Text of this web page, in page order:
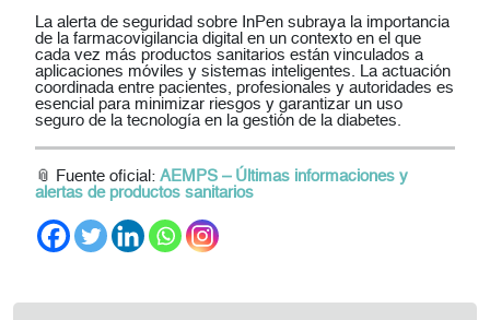
La alerta de seguridad sobre InPen subraya la importancia
de la farmacovigilancia digital en un contexto en el que
cada vez más productos sanitarios están vinculados a
aplicaciones móviles y sistemas inteligentes. La actuación
coordinada entre pacientes, profesionales y autoridades es
esencial para minimizar riesgos y garantizar un uso
seguro de la tecnología en la gestión de la diabetes.
📎 Fuente oficial: AEMPS – Últimas informaciones y
alertas de productos sanitarios